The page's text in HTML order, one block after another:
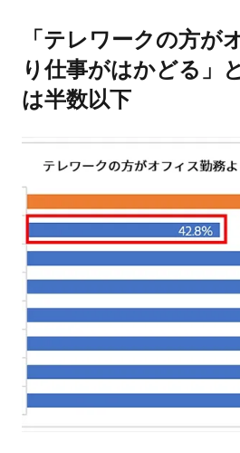
「テレワークの方が
り仕事がはかどる」
は半数以下